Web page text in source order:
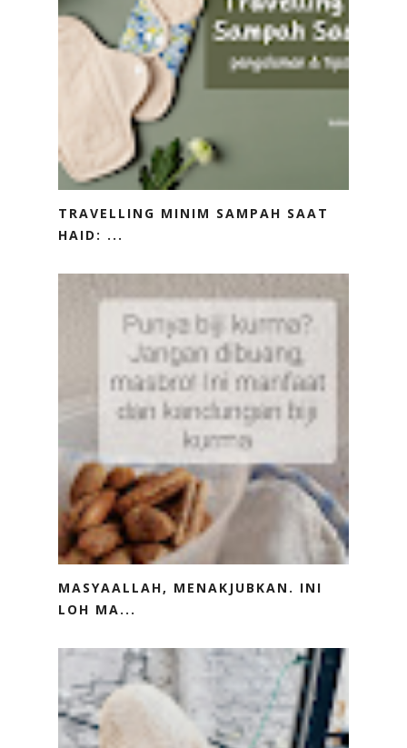
TRAVELLING MINIM SAMPAH SAAT
HAID: ...
MASYAALLAH, MENAKJUBKAN. INI
LOH MA...